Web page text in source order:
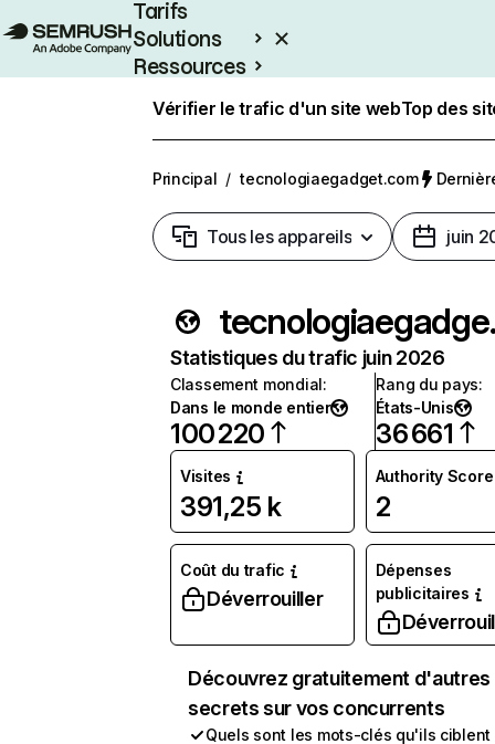
Tarifs
Solutions
Ressources
Vérifier le trafic d'un site webTop des
Principal / tecnologiaegadget.com
Tous les appareils juin
Statistiques du trafic juin 2026
Classement mondial:
Dans le monde entier
100 220
Rang du pays:
États-Unis
36 661
Visites
391,25 k
Authority Score
2
Coût du trafic
Déverrouiller
Dépenses
publicitaires
Découvrez gratuitement d'autres
secrets sur vos concurrents
Quels sont les mots-clés qu'ils ciblent